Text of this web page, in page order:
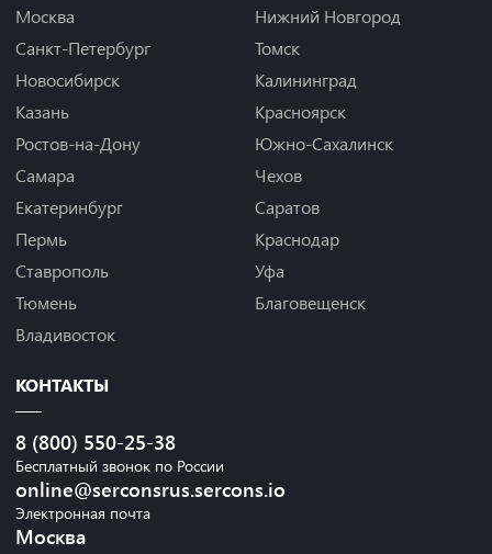
Москва
Санкт-Петербург
Новосибирск
Казань
Ростов-на-Дону
Самара
Екатеринбург
Пермь
Ставрополь
Тюмень
Владивосток
Нижний Новгород
Томск
Калининград
Красноярск
Южно-Сахалинск
Чехов
Саратов
Краснодар
Уфа
Благовещенск
КОНТАКТЫ
8 (800) 550-25-38
Бесплатный звонок по России
online@serconsrus.sercons.io
Электронная почта
Москва